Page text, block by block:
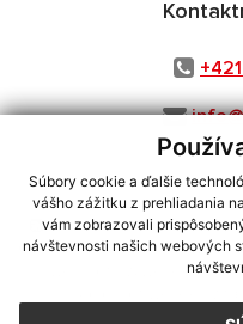
Súbory cookie a ďalšie
vášho zážitku z prehliadania
vám zobrazovali
návštevnosti našich webových
využite možnosť získavania
CMS systém (redakčný)
webex.digital,